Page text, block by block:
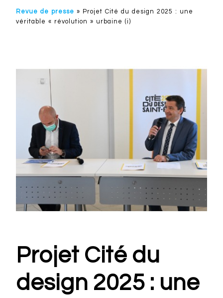
Revue de presse »
Projet Cité du design 2025 : une
véritable « révolution » urbaine (i)
Projet Cité du
design 2025 : une